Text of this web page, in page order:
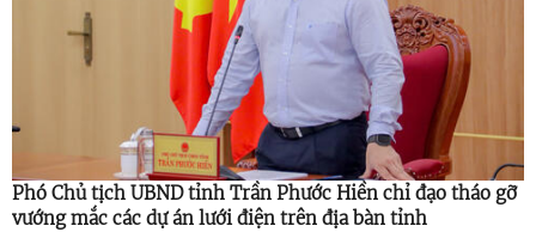
Phó Chủ tịch UBND tỉnh Trần Phước Hiền chỉ đạo tháo gỡ
vướng mắc các dự án lưới điện trên địa bàn tỉnh